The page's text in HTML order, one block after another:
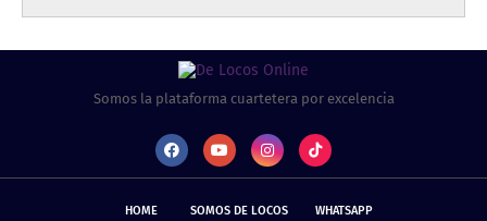
Somos la plataforma cuartetera por excelencia
HOME SOMOS DE LOCOS WHATSAPP